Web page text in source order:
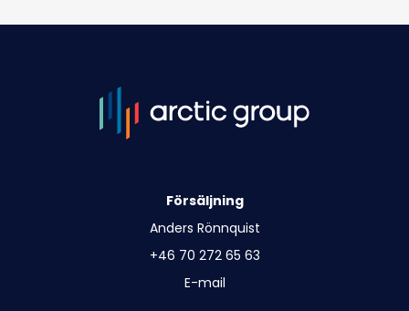
Försäljning
Anders Rönnquist
+46 70 272 65 63
E-mail